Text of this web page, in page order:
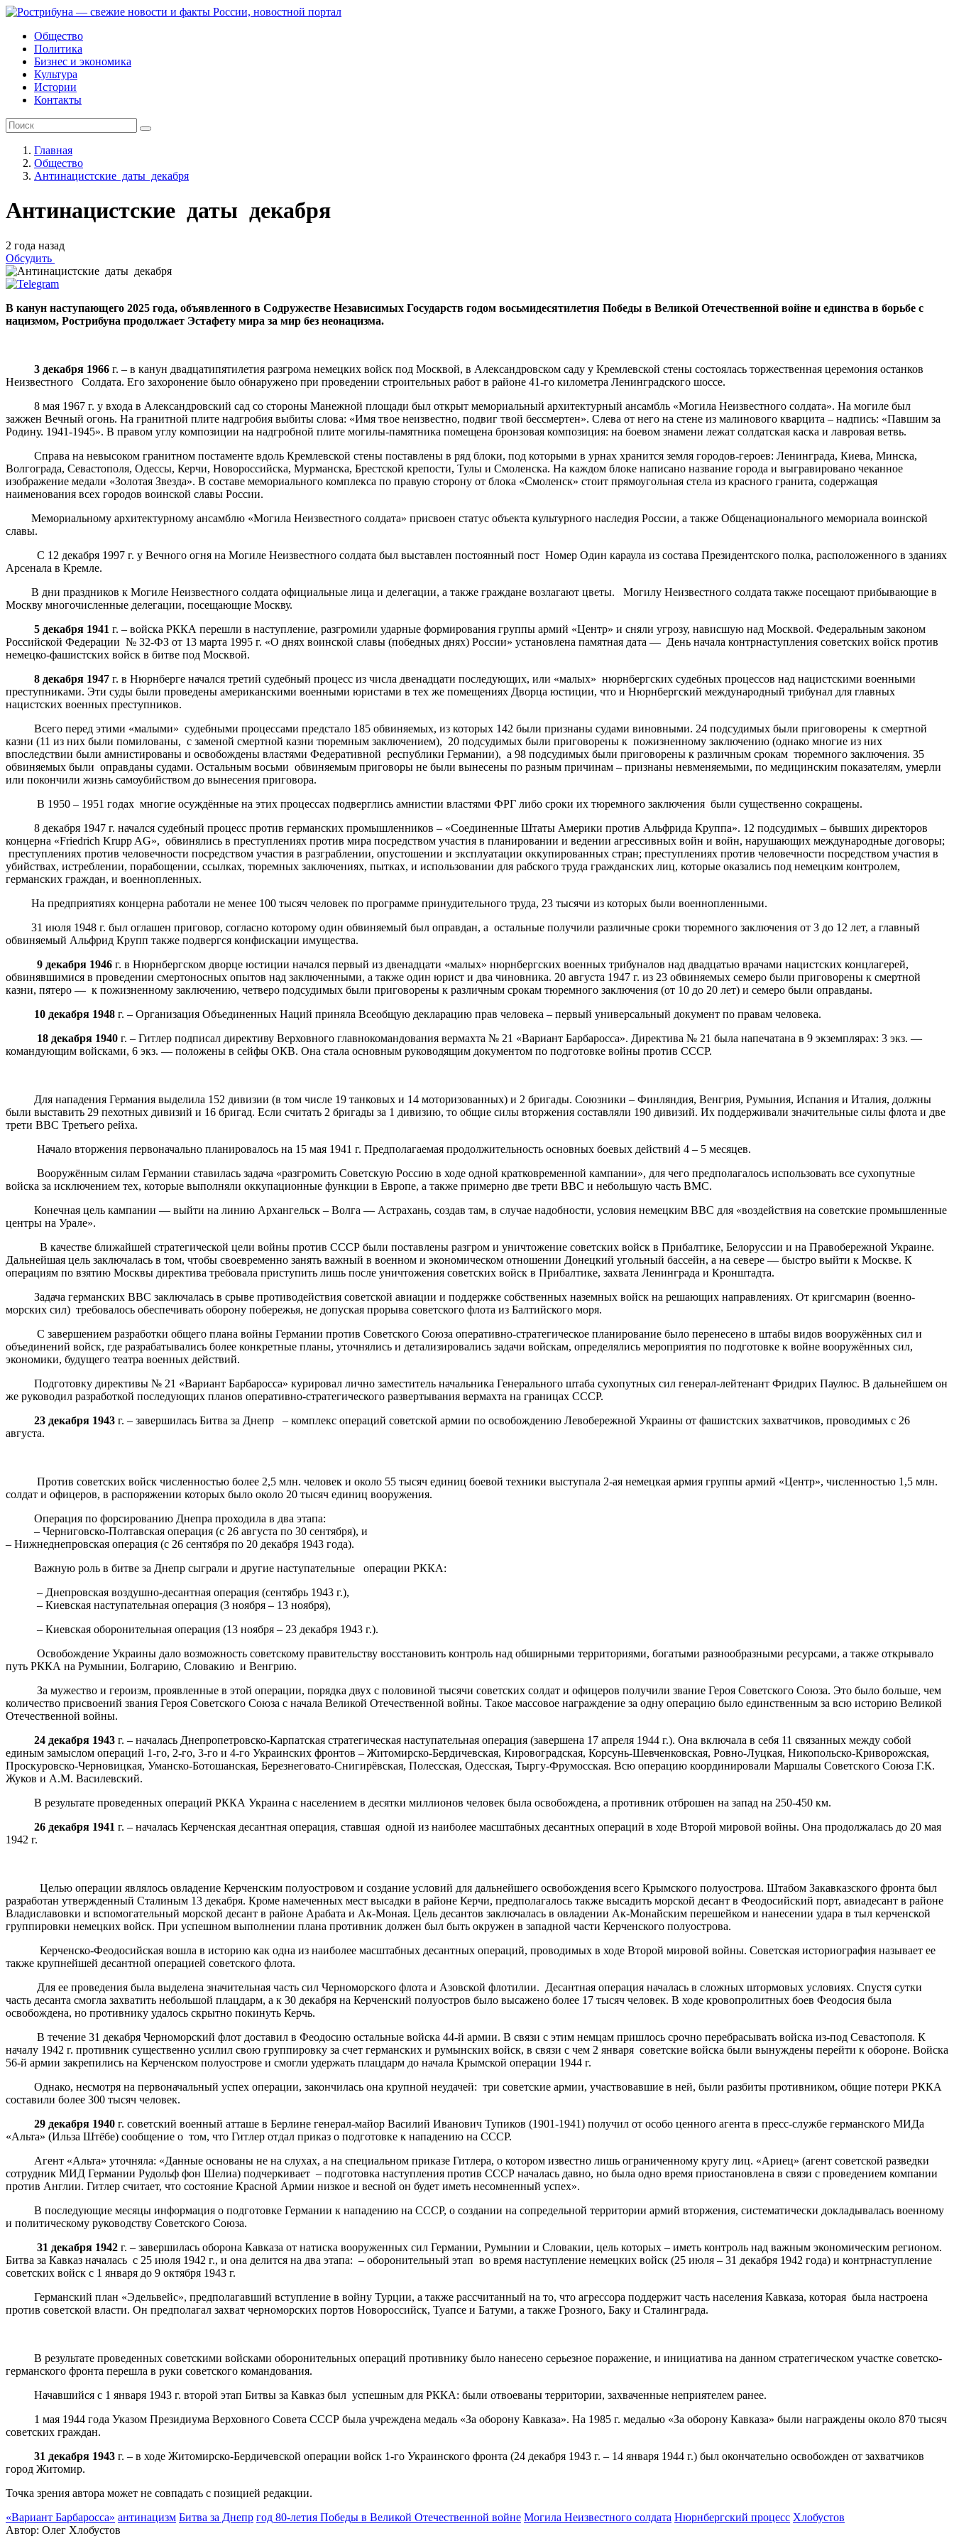
Общество
Политика
Бизнес и экономика
Культура
Истории
Контакты
Главная
Общество
Антинацистские даты декабря
Антинацистские даты декабря
2 года назад
Обсудить
В канун наступающего 2025 года, объявленного в Содружестве Независимых Государств годом восьмидесятилетия Победы в Великой Отечественной войне и единства в борьбе с
нацизмом, Рострибуна продолжает Эстафету мира за мир без неонацизма.
3 декабря 1966 г. – в канун двадцатипятилетия разгрома немецких войск под Москвой, в Александровском саду у Кремлевской стены состоялась торжественная церемония останков
Неизвестного Солдата. Его захоронение было обнаружено при проведении строительных работ в районе 41-го километра Ленинградского шоссе.
8 мая 1967 г. у входа в Александровский сад со стороны Манежной площади был открыт мемориальный архитектурный ансамбль «Могила Неизвестного солдата». На могиле был
зажжен Вечный огонь. На гранитной плите надгробия выбиты слова: «Имя твое неизвестно, подвиг твой бессмертен». Слева от него на стене из малинового кварцита – надпись: «Павшим за
Родину. 1941-1945». В правом углу композиции на надгробной плите могилы-памятника помещена бронзовая композиция: на боевом знамени лежат солдатская каска и лавровая ветвь.
Справа на невысоком гранитном постаменте вдоль Кремлевской стены поставлены в ряд блоки, под которыми в урнах хранится земля городов-героев: Ленинграда, Киева, Минска,
Волгограда, Севастополя, Одессы, Керчи, Новороссийска, Мурманска, Брестской крепости, Тулы и Смоленска. На каждом блоке написано название города и выгравировано чеканное
изображение медали «Золотая Звезда». В составе мемориального комплекса по правую сторону от блока «Смоленск» стоит прямоугольная стела из красного гранита, содержащая
наименования всех городов воинской славы России.
Мемориальному архитектурному ансамблю «Могила Неизвестного солдата» присвоен статус объекта культурного наследия России, а также Общенационального мемориала воинской
славы.
С 12 декабря 1997 г. у Вечного огня на Могиле Неизвестного солдата был выставлен постоянный пост Номер Один караула из состава Президентского полка, расположенного в зданиях
Арсенала в Кремле.
В дни праздников к Могиле Неизвестного солдата официальные лица и делегации, а также граждане возлагают цветы. Могилу Неизвестного солдата также посещают прибывающие в
Москву многочисленные делегации, посещающие Москву.
5 декабря 1941 г. – войска РККА перешли в наступление, разгромили ударные формирования группы армий «Центр» и сняли угрозу, нависшую над Москвой. Федеральным законом
Российской Федерации № 32-ФЗ от 13 марта 1995 г. «О днях воинской славы (победных днях) России» установлена памятная дата — День начала контрнаступления советских войск против
немецко-фашистских войск в битве под Москвой.
8 декабря 1947 г. в Нюрнберге начался третий судебный процесс из числа двенадцати последующих, или «малых» нюрнбергских судебных процессов над нацистскими военными
преступниками. Эти суды были проведены американскими военными юристами в тех же помещениях Дворца юстиции, что и Нюрнбергский международный трибунал для главных
нацистских военных преступников.
Всего перед этими «малыми» судебными процессами предстало 185 обвиняемых, из которых 142 были признаны судами виновными. 24 подсудимых были приговорены к смертной
казни (11 из них были помилованы, с заменой смертной казни тюремным заключением), 20 подсудимых были приговорены к пожизненному заключению (однако многие из них
впоследствии были амнистированы и освобождены властями Федеративной республики Германии), а 98 подсудимых были приговорены к различным срокам тюремного заключения. 35
обвиняемых были оправданы судами. Остальным восьми обвиняемым приговоры не были вынесены по разным причинам – признаны невменяемыми, по медицинским показателям, умерли
или покончили жизнь самоубийством до вынесения приговора.
В 1950 – 1951 годах многие осуждённые на этих процессах подверглись амнистии властями ФРГ либо сроки их тюремного заключения были существенно сокращены.
8 декабря 1947 г. начался судебный процесс против германских промышленников – «Соединенные Штаты Америки против Альфрида Круппа». 12 подсудимых – бывших директоров
концерна «Friedrich Krupp AG», обвинялись в преступлениях против мира посредством участия в планировании и ведении агрессивных войн и войн, нарушающих международные договоры;
преступлениях против человечности посредством участия в разграблении, опустошении и эксплуатации оккупированных стран; преступлениях против человечности посредством участия в
убийствах, истреблении, порабощении, ссылках, тюремных заключениях, пытках, и использовании для рабского труда гражданских лиц, которые оказались под немецким контролем,
германских граждан, и военнопленных.
На предприятиях концерна работали не менее 100 тысяч человек по программе принудительного труда, 23 тысячи из которых были военнопленными.
31 июля 1948 г. был оглашен приговор, согласно которому один обвиняемый был оправдан, а остальные получили различные сроки тюремного заключения от 3 до 12 лет, а главный
обвиняемый Альфрид Крупп также подвергся конфискации имущества.
9 декабря 1946 г. в Нюрнбергском дворце юстиции начался первый из двенадцати «малых» нюрнбергских военных трибуналов над двадцатью врачами нацистских концлагерей,
обвинявшимися в проведении смертоносных опытов над заключенными, а также один юрист и два чиновника. 20 августа 1947 г. из 23 обвиняемых семеро были приговорены к смертной
казни, пятеро — к пожизненному заключению, четверо подсудимых были приговорены к различным срокам тюремного заключения (от 10 до 20 лет) и семеро были оправданы.
10 декабря 1948 г. – Организация Объединенных Наций приняла Всеобщую декларацию прав человека – первый универсальный документ по правам человека.
18 декабря 1940 г. – Гитлер подписал директиву Верховного главнокомандования вермахта № 21 «Вариант Барбаросса». Директива № 21 была напечатана в 9 экземплярах: 3 экз. —
командующим войсками, 6 экз. — положены в сейфы ОКВ. Она стала основным руководящим документом по подготовке войны против СССР.
Для нападения Германия выделила 152 дивизии (в том числе 19 танковых и 14 моторизованных) и 2 бригады. Союзники – Финляндия, Венгрия, Румыния, Испания и Италия, должны
были выставить 29 пехотных дивизий и 16 бригад. Если считать 2 бригады за 1 дивизию, то общие силы вторжения составляли 190 дивизий. Их поддерживали значительные силы флота и две
трети ВВС Третьего рейха.
Начало вторжения первоначально планировалось на 15 мая 1941 г. Предполагаемая продолжительность основных боевых действий 4 – 5 месяцев.
Вооружённым силам Германии ставилась задача «разгромить Советскую Россию в ходе одной кратковременной кампании», для чего предполагалось использовать все сухопутные
войска за исключением тех, которые выполняли оккупационные функции в Европе, а также примерно две трети ВВС и небольшую часть ВМС.
Конечная цель кампании — выйти на линию Архангельск – Волга — Астрахань, создав там, в случае надобности, условия немецким ВВС для «воздействия на советские промышленные
центры на Урале».
В качестве ближайшей стратегической цели войны против СССР были поставлены разгром и уничтожение советских войск в Прибалтике, Белоруссии и на Правобережной Украине.
Дальнейшая цель заключалась в том, чтобы своевременно занять важный в военном и экономическом отношении Донецкий угольный бассейн, а на севере — быстро выйти к Москве. К
операциям по взятию Москвы директива требовала приступить лишь после уничтожения советских войск в Прибалтике, захвата Ленинграда и Кронштадта.
Задача германских ВВС заключалась в срыве противодействия советской авиации и поддержке собственных наземных войск на решающих направлениях. От кригсмарин (военно-
морских сил) требовалось обеспечивать оборону побережья, не допуская прорыва советского флота из Балтийского моря.
С завершением разработки общего плана войны Германии против Советского Союза оперативно-стратегическое планирование было перенесено в штабы видов вооружённых сил и
объединений войск, где разрабатывались более конкретные планы, уточнялись и детализировались задачи войскам, определялись мероприятия по подготовке к войне вооружённых сил,
экономики, будущего театра военных действий.
Подготовку директивы № 21 «Вариант Барбаросса» курировал лично заместитель начальника Генерального штаба сухопутных сил генерал-лейтенант Фридрих Паулюс. В дальнейшем он
же руководил разработкой последующих планов оперативно-стратегического развертывания вермахта на границах СССР.
23 декабря 1943 г. – завершилась Битва за Днепр – комплекс операций советской армии по освобождению Левобережной Украины от фашистских захватчиков, проводимых с 26
августа.
Против советских войск численностью более 2,5 млн. человек и около 55 тысяч единиц боевой техники выступала 2-ая немецкая армия группы армий «Центр», численностью 1,5 млн.
солдат и офицеров, в распоряжении которых было около 20 тысяч единиц вооружения.
Операция по форсированию Днепра проходила в два этапа:
– Черниговско-Полтавская операция (с 26 августа по 30 сентября), и
– Нижнеднепровская операция (с 26 сентября по 20 декабря 1943 года).
Важную роль в битве за Днепр сыграли и другие наступательные операции РККА:
– Днепровская воздушно-десантная операция (сентябрь 1943 г.),
– Киевская наступательная операция (3 ноября – 13 ноября),
– Киевская оборонительная операция (13 ноября – 23 декабря 1943 г.).
Освобождение Украины дало возможность советскому правительству восстановить контроль над обширными территориями, богатыми разнообразными ресурсами, а также открывало
путь РККА на Румынии, Болгарию, Словакию и Венгрию.
За мужество и героизм, проявленные в этой операции, порядка двух с половиной тысячи советских солдат и офицеров получили звание Героя Советского Союза. Это было больше, чем
количество присвоений звания Героя Советского Союза с начала Великой Отечественной войны. Такое массовое награждение за одну операцию было единственным за всю историю Великой
Отечественной войны.
24 декабря 1943 г. – началась Днепропетровско-Карпатская стратегическая наступательная операция (завершена 17 апреля 1944 г.). Она включала в себя 11 связанных между собой
единым замыслом операций 1-го, 2-го, 3-го и 4-го Украинских фронтов – Житомирско-Бердичевская, Кировоградская, Корсунь-Шевченковская, Ровно-Луцкая, Никопольско-Криворожская,
Проскуровско-Черновицкая, Уманско-Ботошанская, Березнеговато-Снигирёвская, Полесская, Одесская, Тыргу-Фрумосская. Всю операцию координировали Маршалы Советского Союза Г.К.
Жуков и А.М. Василевский.
В результате проведенных операций РККА Украина с населением в десятки миллионов человек была освобождена, а противник отброшен на запад на 250-450 км.
26 декабря 1941 г. – началась Керченская десантная операция, ставшая одной из наиболее масштабных десантных операций в ходе Второй мировой войны. Она продолжалась до 20 мая
1942 г.
Целью операции являлось овладение Керченским полуостровом и создание условий для дальнейшего освобождения всего Крымского полуострова. Штабом Закавказского фронта был
разработан утвержденный Сталиным 13 декабря. Кроме намеченных мест высадки в районе Керчи, предполагалось также высадить морской десант в Феодосийский порт, авиадесант в районе
Владиславовки и вспомогательный морской десант в районе Арабата и Ак-Моная. Цель десантов заключалась в овладении Ак-Монайским перешейком и нанесении удара в тыл керченской
группировки немецких войск. При успешном выполнении плана противник должен был быть окружен в западной части Керченского полуострова.
Керченско-Феодосийская вошла в историю как одна из наиболее масштабных десантных операций, проводимых в ходе Второй мировой войны. Советская историография называет ее
также крупнейшей десантной операцией советского флота.
Для ее проведения была выделена значительная часть сил Черноморского флота и Азовской флотилии. Десантная операция началась в сложных штормовых условиях. Спустя сутки
часть десанта смогла захватить небольшой плацдарм, а к 30 декабря на Керченский полуостров было высажено более 17 тысяч человек. В ходе кровопролитных боев Феодосия была
освобождена, но противнику удалось скрытно покинуть Керчь.
В течение 31 декабря Черноморский флот доставил в Феодосию остальные войска 44-й армии. В связи с этим немцам пришлось срочно перебрасывать войска из-под Севастополя. К
началу 1942 г. противник существенно усилил свою группировку за счет германских и румынских войск, в связи с чем 2 января советские войска были вынуждены перейти к обороне. Войска
56-й армии закрепились на Керченском полуострове и смогли удержать плацдарм до начала Крымской операции 1944 г.
Однако, несмотря на первоначальный успех операции, закончилась она крупной неудачей: три советские армии, участвовавшие в ней, были разбиты противником, общие потери РККА
составили более 300 тысяч человек.
29 декабря 1940 г. советский военный атташе в Берлине генерал-майор Василий Иванович Тупиков (1901-1941) получил от особо ценного агента в пресс-службе германского МИДа
«Альта» (Ильза Штёбе) сообщение о том, что Гитлер отдал приказ о подготовке к нападению на СССР.
Агент «Альта» уточняла: «Данные основаны не на слухах, а на специальном приказе Гитлера, о котором известно лишь ограниченному кругу лиц. «Ариец» (агент советской разведки
сотрудник МИД Германии Рудольф фон Шелиа) подчеркивает – подготовка наступления против СССР началась давно, но была одно время приостановлена в связи с проведением компании
против Англии. Гитлер считает, что состояние Красной Армии низкое и весной он будет иметь несомненный успех».
В последующие месяцы информация о подготовке Германии к нападению на СССР, о создании на сопредельной территории армий вторжения, систематически докладывалась военному
и политическому руководству Советского Союза.
31 декабря 1942 г. – завершилась оборона Кавказа от натиска вооруженных сил Германии, Румынии и Словакии, цель которых – иметь контроль над важным экономическим регионом.
Битва за Кавказ началась с 25 июля 1942 г., и она делится на два этапа: – оборонительный этап во время наступление немецких войск (25 июля – 31 декабря 1942 года) и контрнаступление
советских войск с 1 января до 9 октября 1943 г.
Германский план «Эдельвейс», предполагавший вступление в войну Турции, а также рассчитанный на то, что агрессора поддержит часть населения Кавказа, которая была настроена
против советской власти. Он предполагал захват черноморских портов Новороссийск, Туапсе и Батуми, а также Грозного, Баку и Сталинграда.
В результате проведенных советскими войсками оборонительных операций противнику было нанесено серьезное поражение, и инициатива на данном стратегическом участке советско-
германского фронта перешла в руки советского командования.
Начавшийся с 1 января 1943 г. второй этап Битвы за Кавказ был успешным для РККА: были отвоеваны территории, захваченные неприятелем ранее.
1 мая 1944 года Указом Президиума Верховного Совета СССР была учреждена медаль «За оборону Кавказа». На 1985 г. медалью «За оборону Кавказа» были награждены около 870 тысяч
советских граждан.
31 декабря 1943 г. – в ходе Житомирско-Бердичевской операции войск 1-го Украинского фронта (24 декабря 1943 г. – 14 января 1944 г.) был окончательно освобожден от захватчиков
город Житомир.
Точка зрения автора может не совпадать с позицией редакции.
«Вариант Барбаросса» антинацизм Битва за Днепр год 80-летия Победы в Великой Отечественной войне Могила Неизвестного солдата Нюрнбергский процесс Хлобустов
Автор: Олег Хлобустов